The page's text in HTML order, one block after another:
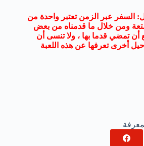
السفر عبر الزمن تعتبر واحدة من
ومن خلال ما قدمناه من بعض
أن تمضي قدما بها ، ولا تنسى أن
أخرى تعرفها عن هذه اللعبة